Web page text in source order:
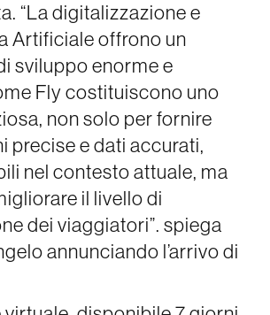
“La digitalizzazione e
Artificiale offrono un
sviluppo enorme e
Fly costituiscono uno
non solo per fornire
precise e dati accurati,
nel contesto attuale, ma
il livello di
dei viaggiatori”. spiega
annunciando l’arrivo di